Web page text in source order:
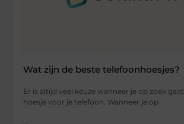
Wat zijn de beste telefoonhoesjes?
Er is altijd veel keuze wanneer je op zoek
hoesje voor je telefoon. Wanneer je op
...